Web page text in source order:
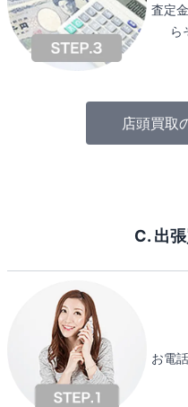
査定
ら
店頭買取
C. 出
お電